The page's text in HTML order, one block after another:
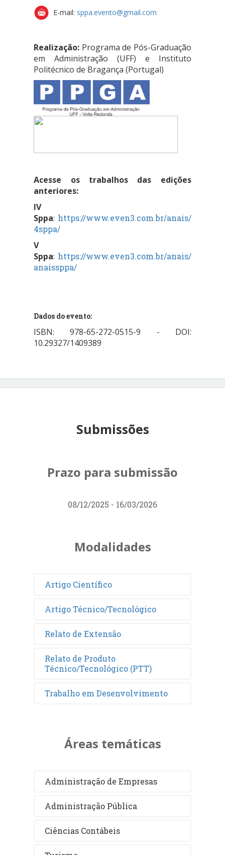
E-mail: sppa.evento@gmail.com
Realização: Programa de Pós-Graduação
em Administração (UFF) e Instituto
Politécnico de Bragança (Portugal)
Acesse os trabalhos das edições
anteriores:
IV
Sppa: https://www.even3.com.br/anais/
4sppa/
V
Sppa: https://www.even3.com.br/anais/
anaissppa/
Dados do evento:
ISBN: 978-65-272-0515-9 - DOI:
10.29327/1409389
Submissões
Prazo para submissão
08/12/2025 - 16/03/2026
Modalidades
Artigo Científico
Artigo Técnico/Tecnológico
Relato de Extensão
Relato de Produto
Técnico/Tecnológico (PTT)
Trabalho em Desenvolvimento
Áreas temáticas
Administração de Empresas
Administração Pública
Ciências Contábeis